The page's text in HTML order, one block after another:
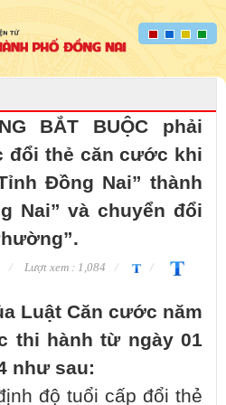
BẮT BUỘC phải
đổi thẻ căn cước khi
Đồng Nai” thành
Nai” và chuyển đổi
Lượt xem : 1,084
Luật Căn cước năm
thi hành từ ngày 01
như sau:
độ tuổi cấp đổi thẻ